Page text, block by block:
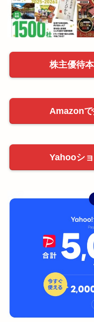
株主優待
Amazon
Yahooシ